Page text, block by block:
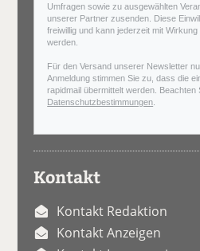
Umfragen sowie zu ausgewählten
unserer Partner zusenden. Diese
freiwillig und kann jederzeit mit
werden.
Für den Versand unserer Newsletter
Anmeldung stimmen Sie zu, dass die
rapidmail übermittelt werden. Beachten
Datenschutzbestimmungen
Kontakt
Kontakt Redaktion
Kontakt Anzeigen